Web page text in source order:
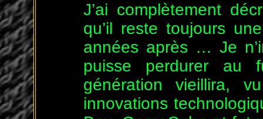
J’ai complètement
qu’il reste toujours
années après … Je
puisse perdurer au
génération vieillira,
innovations